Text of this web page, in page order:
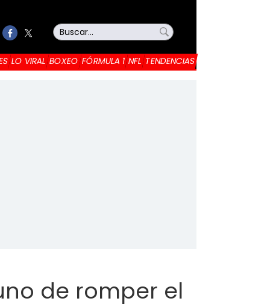
LO VIRAL BOXEO FÓRMULA 1 NFL TENDENCIAS
de romper el